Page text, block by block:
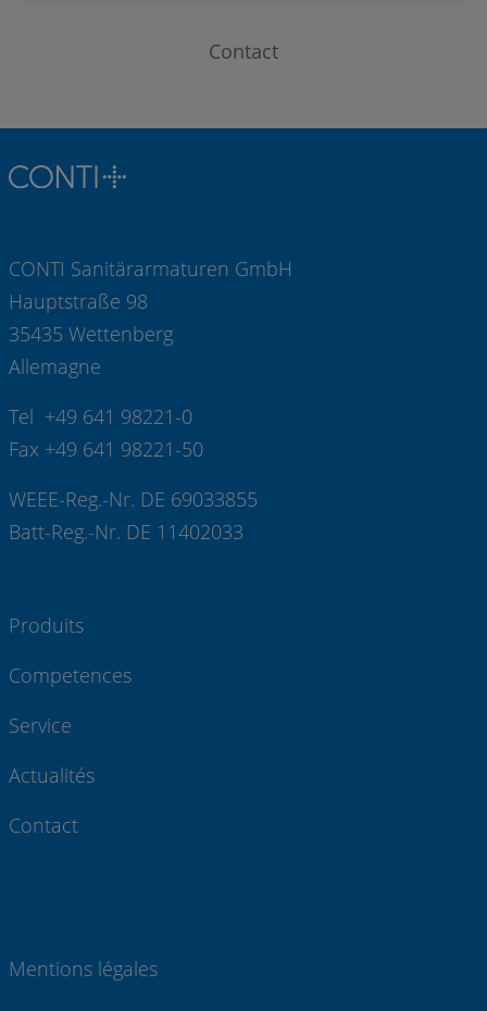
Contact
CONTI Sanitärarmaturen GmbH
Hauptstraße 98
35435 Wettenberg
Allemagne
Tel +49 641 98221-0
Fax +49 641 98221-50
WEEE-Reg.-Nr. DE 69033855
Batt-Reg.-Nr. DE 11402033
Produits
Competences
Service
Actualités
Contact
Mentions légales